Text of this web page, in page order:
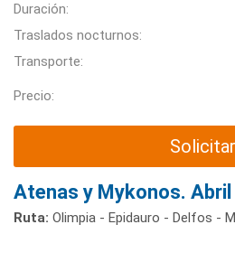
Duración:
Traslados nocturnos:
Transporte:
Precio:
Solicitar
Atenas y Mykonos.
Ruta: Olimpia - Epidauro - Delfos -